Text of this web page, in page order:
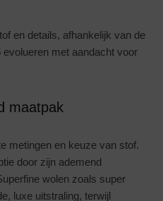
en details, afhankelijk van de
evolueren met aandacht voor
maatpak
metingen en keuze van stof.
door zijn ademend
wolen zoals super
luxe uitstraling, terwijl